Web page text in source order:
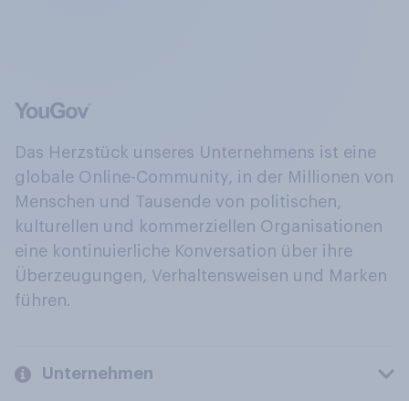
Das Herzstück unseres Unternehmens ist eine
globale Online-Community, in der Millionen von
Menschen und Tausende von politischen,
kulturellen und kommerziellen Organisationen
eine kontinuierliche Konversation über ihre
Überzeugungen, Verhaltensweisen und Marken
führen.
Unternehmen